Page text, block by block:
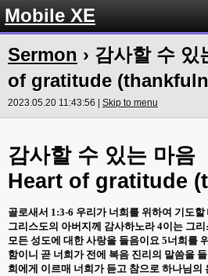
Mobile XE
Sermon › 감사할 수
of gratitude
2023.05.20 11:43:56 | Skip to menu
감사할 수 있는 마음
Heart of gratitude
골로새서 1:3-6 우리가 너희를 위하여 기도
그리스도의 아버지께 감사하노라4이는 그
모든 성도에 대한 사랑을 들음이요 5너희를
함이니 곧 너희가 전에 복음 진리의 말씀을
희에게 이르매 너희가 듣고 참으로 하나님의